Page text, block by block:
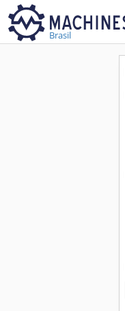
Brasil